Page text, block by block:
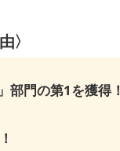
〉
部門の第1を獲得！